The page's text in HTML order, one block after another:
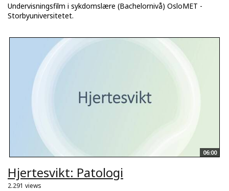
Undervisningsfilm i sykdomslære (Bachelornivå) OsloMET -
Storbyuniversitetet.
06:00
Hjertesvikt: Patologi
2.291 views